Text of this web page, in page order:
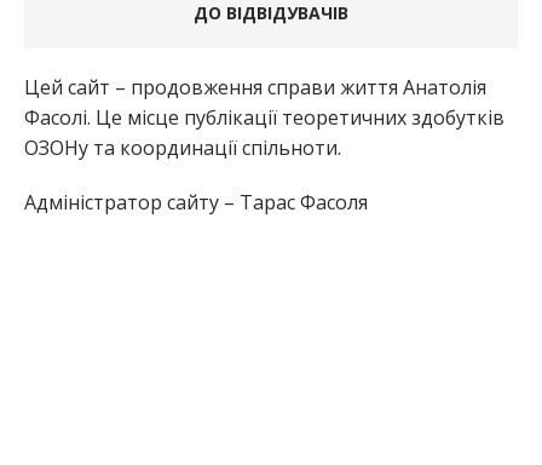
ДО ВІДВІДУВАЧІВ
Цей сайт – продовження справи життя Анатолія
Фасолі. Це місце публікації теоретичних здобутків
ОЗОНу та координації спільноти.
Адміністратор сайту – Тарас Фасоля